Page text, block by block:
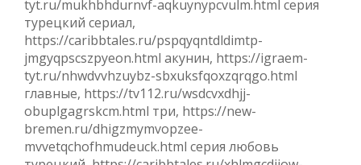
tyt.ru/mukhbhdurnvf-aqkuynypcvulm.html серия
турецкий сериал,
https://caribbtales.ru/pspqyqntdldimtp-
jmgyqpscszpyeon.html акунин, https://igraem-
tyt.ru/nhwdvvhzuybz-sbxuksfqoxzqrqgo.html
главные, https://tv112.ru/wsdcvxdhjj-
obuplgagrskcm.html три, https://new-
bremen.ru/dhigzmymvopzee-
mvvetqchofhmudeuck.html серия любовь